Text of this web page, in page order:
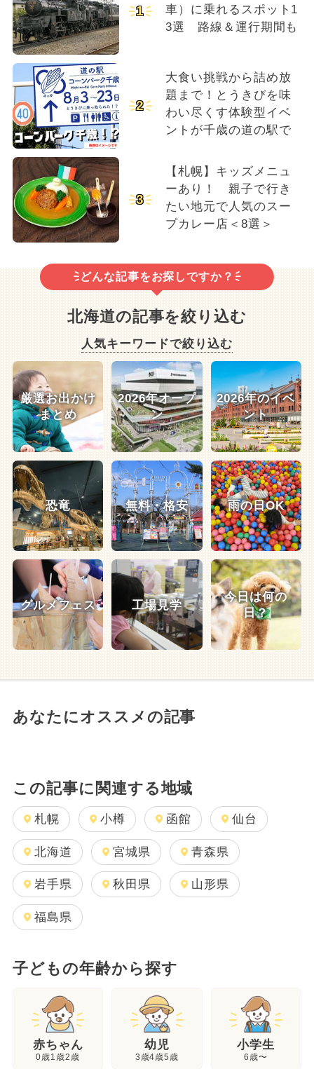
1
車）に乗れるスポット1
3選 路線＆運行期間も
2
大食い挑戦から詰め放
題まで！とうきびを味
わい尽くす体験型イベ
ントが千歳の道の駅で
3
【札幌】キッズメニュ
ーあり！ 親子で行き
たい地元で人気のスー
プカレー店＜8選＞
どんな記事をお探しですか？
北海道の記事を絞り込む
人気キーワードで絞り込む
厳選お出かけ
まとめ
2026年オープ
ン
2026年のイベ
ント
恐竜 無料・格安 雨の日OK
グルメフェス 工場見学
今日は何の
日？
あなたにオススメの記事
この記事に関連する地域
札幌 小樽 函館 仙台
北海道 宮城県 青森県
岩手県 秋田県 山形県
福島県
子どもの年齢から探す
赤ちゃん
0歳1歳2歳
幼児
3歳4歳5歳
小学生
6歳〜